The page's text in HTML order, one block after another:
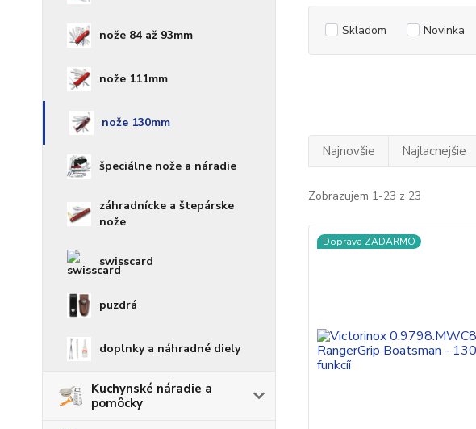
nože 84 až 93mm
nože 111mm
nože 130mm
špeciálne nože a náradie
záhradnícke a štepárske
nože
swisscard
puzdrá
doplnky a náhradné diely
Kuchynské náradie a
pomôcky
Skladom Novinka
Najnovšie Najlacnejšie
Zobrazujem 1-23 z 23
Doprava ZADARMO